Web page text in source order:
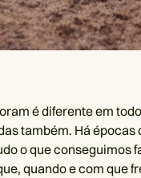
é diferente em
também. Há
o que conseguimos
quando e com que